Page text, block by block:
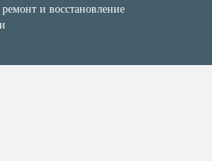
и восстановление